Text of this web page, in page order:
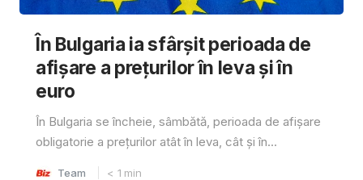
În Bulgaria ia sfârşit perioada de
afișare a prețurilor în ​​leva și în
euro
În Bulgaria se încheie, sâmbătă, perioada de afișare
obligatorie a prețurilor atât în ​​leva, cât și în...
Team < 1 min